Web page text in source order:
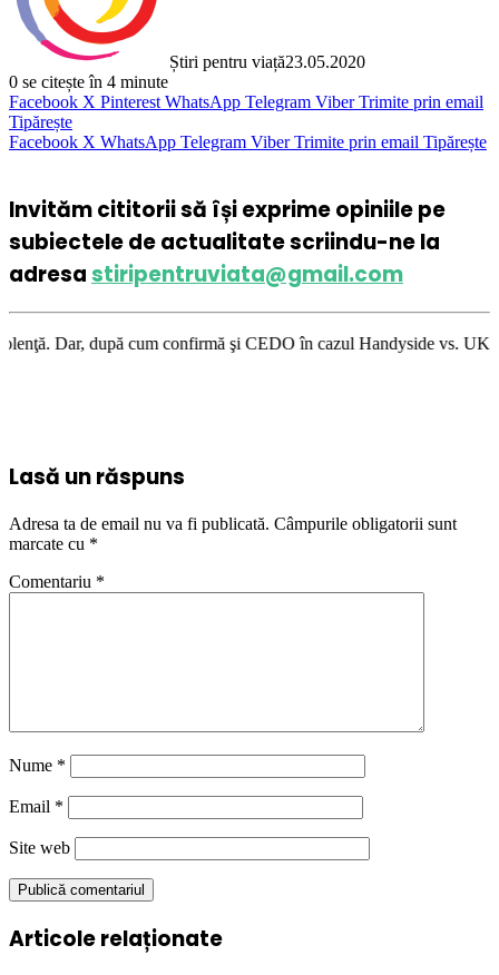
Știri pentru viață23.05.2020
0 se citește în 4 minute
Facebook X Pinterest WhatsApp Telegram Viber Trimite prin email
Tipărește
Facebook X WhatsApp Telegram Viber Trimite prin email Tipărește
Invităm cititorii să își exprime opiniile pe
subiectele de actualitate scriindu-ne la
adresastiripentruviata@gmail.com
confirmă şi CEDO în cazul Handyside vs. UK (para 49),
Lasă un răspuns
Adresa ta de email nu va fi publicată. Câmpurile obligatorii sunt
marcate cu *
Comentariu *
Nume *
Email *
Site web
Articole relaționate